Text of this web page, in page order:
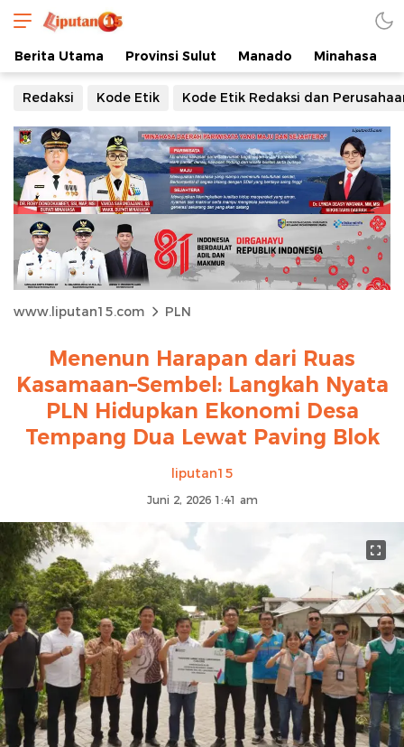
Berita Utama Provinsi Sulut Manado Minahasa
Redaksi Kode Etik Kode Etik Redaksi dan
www.liputan15.com PLN
Menenun Harapan dari Ruas
Kasamaan–Sembel: Langkah Nyata
PLN Hidupkan Ekonomi Desa
Tempang Dua Lewat Paving Blok
liputan15
Juni 2, 2026 1:41 am